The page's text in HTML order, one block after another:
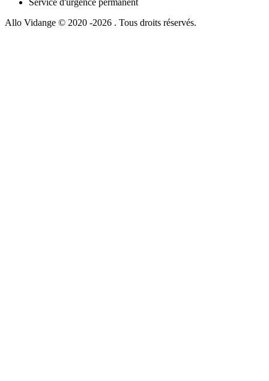
Allo Vidange © 2020 -2026 . Tous droits réservés.